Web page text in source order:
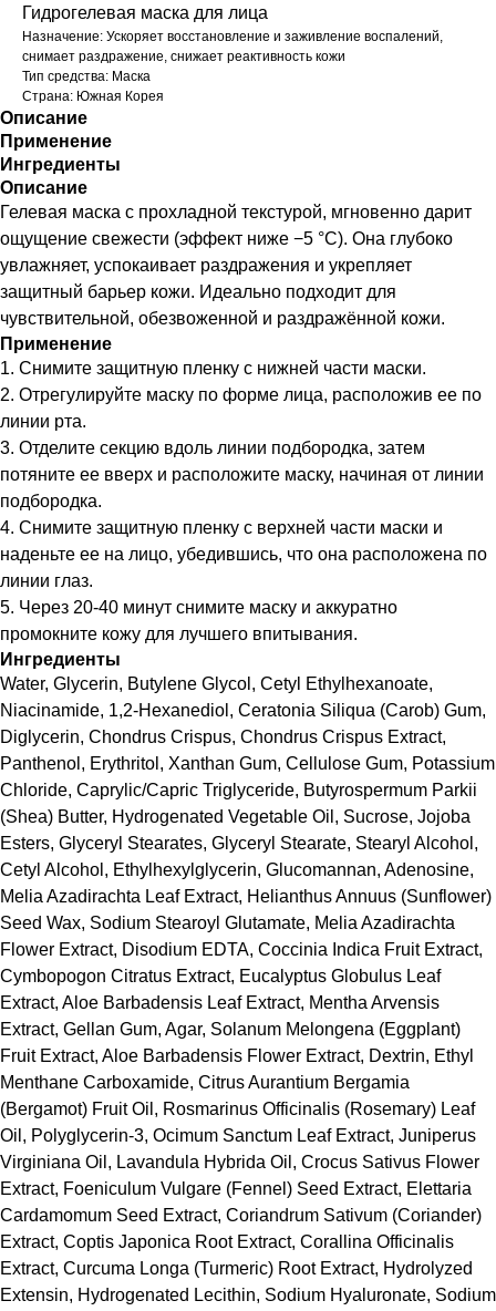
Гидрогелевая маска для лица
Назначение: Ускоряет восстановление и заживление воспалений,
снимает раздражение, снижает реактивность кожи
Тип средства: Маска
Страна: Южная Корея
Описание
Применение
Ингредиенты
Описание
Гелевая маска с прохладной текстурой, мгновенно дарит
ощущение свежести (эффект ниже −5 °C). Она глубоко
увлажняет, успокаивает раздражения и укрепляет
защитный барьер кожи. Идеально подходит для
чувствительной, обезвоженной и раздражённой кожи.
Применение
1. Снимите защитную пленку с нижней части маски.
2. Отрегулируйте маску по форме лица, расположив ее по
линии рта.
3. Отделите секцию вдоль линии подбородка, затем
потяните ее вверх и расположите маску, начиная от линии
подбородка.
4. Снимите защитную пленку с верхней части маски и
наденьте ее на лицо, убедившись, что она расположена по
линии глаз.
5. Через 20-40 минут снимите маску и аккуратно
промокните кожу для лучшего впитывания.
Ингредиенты
Water, Glycerin, Butylene Glycol, Cetyl Ethylhexanoate,
Niacinamide, 1,2-Hexanediol, Ceratonia Siliqua (Carob) Gum,
Diglycerin, Chondrus Crispus, Chondrus Crispus Extract,
Panthenol, Erythritol, Xanthan Gum, Cellulose Gum, Potassium
Chloride, Caprylic/Capric Triglyceride, Butyrospermum Parkii
(Shea) Butter, Hydrogenated Vegetable Oil, Sucrose, Jojoba
Esters, Glyceryl Stearates, Glyceryl Stearate, Stearyl Alcohol,
Cetyl Alcohol, Ethylhexylglycerin, Glucomannan, Adenosine,
Melia Azadirachta Leaf Extract, Helianthus Annuus (Sunflower)
Seed Wax, Sodium Stearoyl Glutamate, Melia Azadirachta
Flower Extract, Disodium EDTA, Coccinia Indica Fruit Extract,
Cymbopogon Citratus Extract, Eucalyptus Globulus Leaf
Extract, Aloe Barbadensis Leaf Extract, Mentha Arvensis
Extract, Gellan Gum, Agar, Solanum Melongena (Eggplant)
Fruit Extract, Aloe Barbadensis Flower Extract, Dextrin, Ethyl
Menthane Carboxamide, Citrus Aurantium Bergamia
(Bergamot) Fruit Oil, Rosmarinus Officinalis (Rosemary) Leaf
Oil, Polyglycerin-3, Ocimum Sanctum Leaf Extract, Juniperus
Virginiana Oil, Lavandula Hybrida Oil, Crocus Sativus Flower
Extract, Foeniculum Vulgare (Fennel) Seed Extract, Elettaria
Cardamomum Seed Extract, Coriandrum Sativum (Coriander)
Extract, Coptis Japonica Root Extract, Corallina Officinalis
Extract, Curcuma Longa (Turmeric) Root Extract, Hydrolyzed
Extensin, Hydrogenated Lecithin, Sodium Hyaluronate, Sodium